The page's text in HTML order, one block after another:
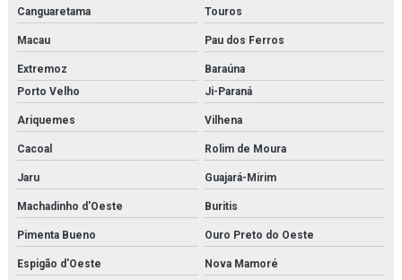
Canguaretama Touros
Macau Pau dos Ferros
Extremoz
Baraúna
Porto Velho
Ji-Paraná
Ariquemes Vilhena
Cacoal Rolim de Moura
Jaru Guajará-Mirim
Machadinho d'Oeste Buritis
Pimenta Bueno Ouro Preto do Oeste
Espigão d'Oeste Nova Mamoré